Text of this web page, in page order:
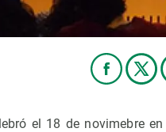
el 18 de novimebre